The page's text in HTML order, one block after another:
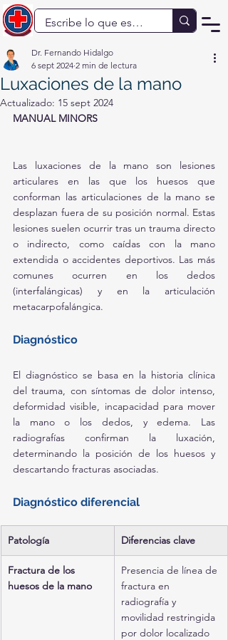
Luxaciones de la mano
Dr. Fernando Hidalgo
6 sept 2024 2 min de lectura
Actualizado: 15 sept 2024
MANUAL MINORS
Las luxaciones de la mano son lesiones
articulares en las que los huesos que
conforman las articulaciones de la mano se
desplazan fuera de su posición normal. Estas
lesiones suelen ocurrir tras un trauma directo
o indirecto, como caídas con la mano
extendida o accidentes deportivos. Las más
comunes ocurren en los dedos
(interfalángicas) y en la articulación
metacarpofalángica.
Diagnóstico
El diagnóstico se basa en la historia clínica
del trauma, con síntomas de dolor intenso,
deformidad visible, incapacidad para mover
la mano o los dedos, y edema. Las
radiografías confirman la luxación,
determinando la posición de los huesos y
descartando fracturas asociadas.
Diagnóstico diferencial
Patología Diferencias clave
Fractura de los
huesos de la mano
Presencia de línea de
fractura en
radiografía y
movilidad restringida
por dolor localizado